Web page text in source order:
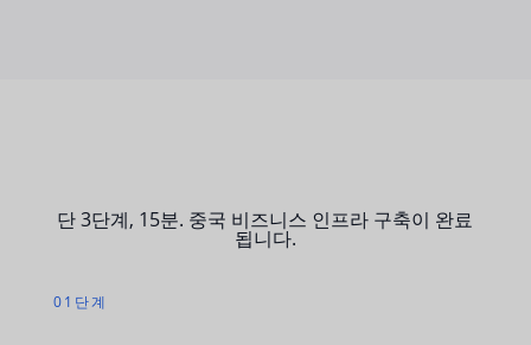
단 3단계, 15분. 중국 비즈니스 인프라 구축이 완료
됩니다.
01단계